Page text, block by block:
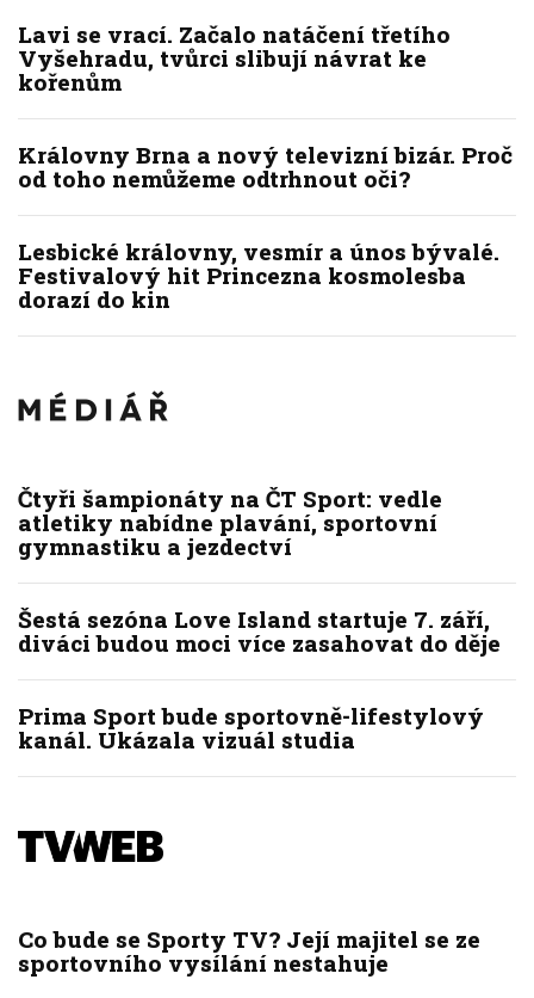
Lavi se vrací. Začalo natáčení třetího
Vyšehradu, tvůrci slibují návrat ke
kořenům
Královny Brna a nový televizní bizár. Proč
od toho nemůžeme odtrhnout oči?
Lesbické královny, vesmír a únos bývalé.
Festivalový hit Princezna kosmolesba
dorazí do kin
Čtyři šampionáty na ČT Sport: vedle
atletiky nabídne plavání, sportovní
gymnastiku a jezdectví
Šestá sezóna Love Island startuje 7. září,
diváci budou moci více zasahovat do děje
Prima Sport bude sportovně-lifestylový
kanál. Ukázala vizuál studia
Co bude se Sporty TV? Její majitel se ze
sportovního vysílání nestahuje